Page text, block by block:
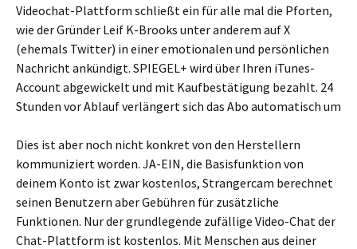
Videochat-Plattform schließt ein für alle mal die Pforten,
wie der Gründer Leif K-Brooks unter anderem auf X
(ehemals Twitter) in einer emotionalen und persönlichen
Nachricht ankündigt. SPIEGEL+ wird über Ihren iTunes-
Account abgewickelt und mit Kaufbestätigung bezahlt. 24
Stunden vor Ablauf verlängert sich das Abo automatisch um
Dies ist aber noch nicht konkret von den Herstellern
kommuniziert worden. JA-EIN, die Basisfunktion von
deinem Konto ist zwar kostenlos, Strangercam berechnet
seinen Benutzern aber Gebühren für zusätzliche
Funktionen. Nur der grundlegende zufällige Video-Chat der
Chat-Plattform ist kostenlos. Mit Menschen aus deiner